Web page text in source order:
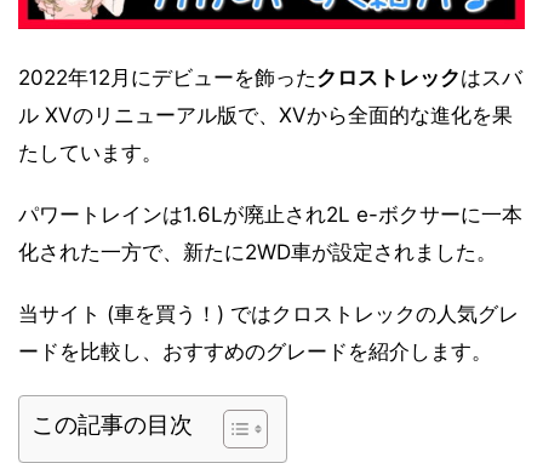
2022年12月にデビューを飾ったクロストレックはスバ
ル XVのリニューアル版で、XVから全面的な進化を果
たしています。
パワートレインは1.6Lが廃止され2L e-ボクサーに一本
化された一方で、新たに2WD車が設定されました。
当サイト (車を買う！) ではクロストレックの人気グレ
ードを比較し、おすすめのグレードを紹介します。
この記事の目次